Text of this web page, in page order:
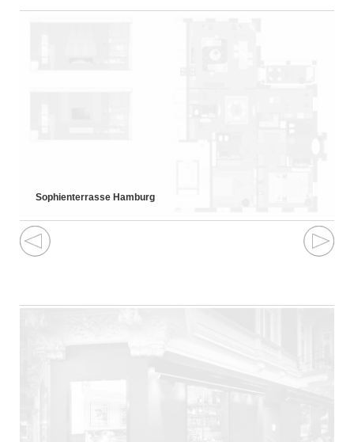
Sophienterrasse Hamburg